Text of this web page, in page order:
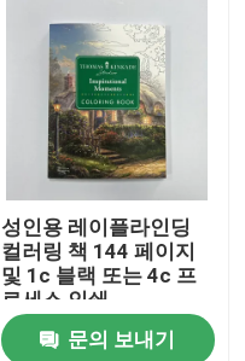
성인용 레이플라인딩
컬러링 책 144 페이지
및 1c 블랙 또는 4c 프
로세스 인쇄
문의 보내기